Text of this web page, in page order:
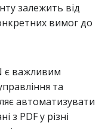
залежить від
вимог до
є важливим
та
автоматизувати
з PDF у різні